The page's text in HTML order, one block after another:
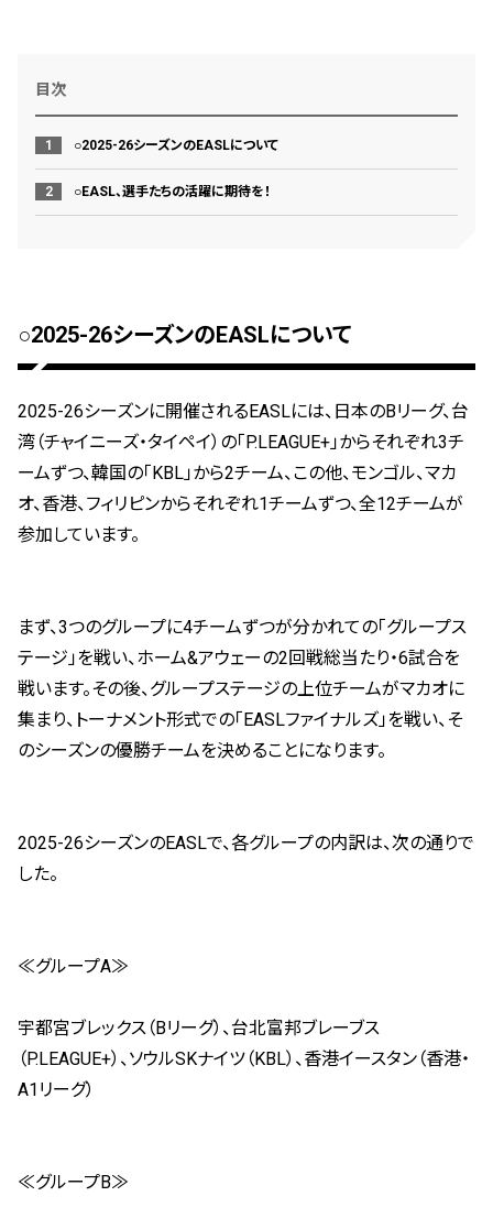
目次
○2025-26シーズンのEASLについて
○EASL、選手たちの活躍に期待を！
○2025-26シーズンのEASLについて
2025-26シーズンに開催されるEASLには、日本のBリーグ、台
湾（チャイニーズ・タイペイ）の「P.LEAGUE+」からそれぞれ3チ
ームずつ、韓国の「KBL」から2チーム、この他、モンゴル、マカ
オ、香港、フィリピンからそれぞれ1チームずつ、全12チームが
参加しています。
まず、3つのグループに4チームずつが分かれての「グループス
テージ」を戦い、ホーム&アウェーの2回戦総当たり・6試合を
戦います。その後、グループステージの上位チームがマカオに
集まり、トーナメント形式での「EASLファイナルズ」を戦い、そ
のシーズンの優勝チームを決めることになります。
2025-26シーズンのEASLで、各グループの内訳は、次の通りで
した。
≪グループA≫
宇都宮ブレックス（Bリーグ）、台北富邦ブレーブス
（P.LEAGUE+）、ソウルSKナイツ（KBL）、香港イースタン（香港・
A1リーグ）
≪グループB≫